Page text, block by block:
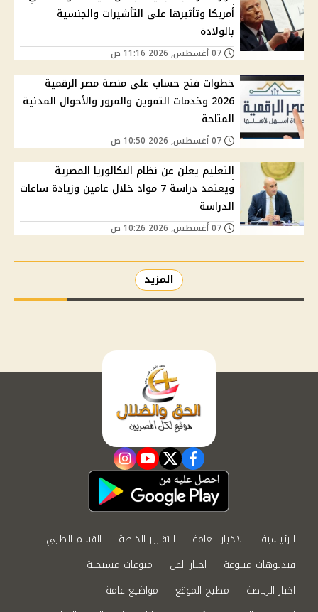
أمريكا وتأثيرها على التأشيرات والجنسية
بالولادة
خطوات فتح حساب على منصة مصر الرقمية
2026 وخدمات التموين والمرور والأحوال المدنية
المتاحة
التعليم يعلن عن نظام البكالوريا المصرية
ويعتمد دراسة 7 مواد خلال عامين وزيادة ساعات
الدراسة
المزيد
facebook
twitter
youtube
instagram
الرئيسية الاخبار العامة التقارير الخاصة
القسم الطبي
فيديوهات متنوعة
اخبار الفن
منوعات مسيحية
اخبار الرياضة
مطبخ الموقع
مواضيع عامة